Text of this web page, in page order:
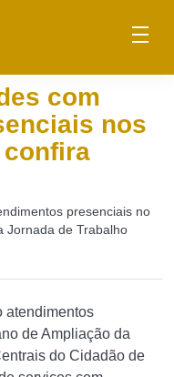
com
nos
presenciais no
Jornada de Trabalho
atendimentos
de Ampliação da
do Cidadão de